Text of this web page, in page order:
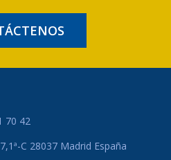
70 42
C 28037 Madrid España